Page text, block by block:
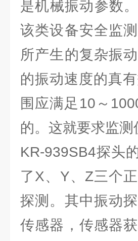
是机械振动参数
该类设备安全监
所产生的复杂振
的振动速度的真
围应满足10～
的。这就要求监
KR-939SB4探头
了X、Y、Z三个
探测。其中振动
传感器，传感器